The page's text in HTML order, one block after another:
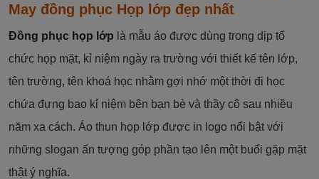
May đồng phục Họp lớp đẹp nhất
Đồng phục họp lớp là mẫu áo được dùng trong dịp tổ
chức họp mặt, kỉ niệm ngày ra trường với thiết kế tên lớp,
tên trường, tên khoá học nhằm gợi nhớ một thời đi học
chứa đựng bao kỉ niệm bên bạn bè và thầy cô sau nhiều
năm xa cách. Áo thun họp lớp được in logo nổi bật với
những slogan ấn tượng góp phần tạo lên một buổi gặp mặt
thật ý nghĩa.